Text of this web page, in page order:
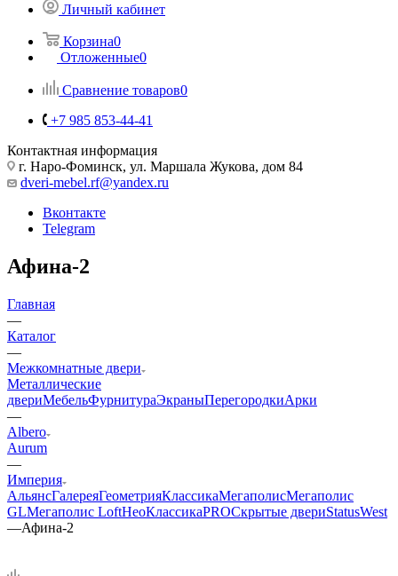
Личный кабинет
Корзина0
Отложенные0
Сравнение товаров0
+7 985 853-44-41
Контактная информация
г. Наро-Фоминск, ул. Маршала Жукова, дом 84
dveri-mebel.rf@yandex.ru
Вконтакте
Telegram
Афина-2
Главная
—
Каталог
—
Межкомнатные двери
Металлические
двериМебельФурнитураЭкраныПерегородкиАрки
—
Albero
Aurum
—
Империя
АльянсГалереяГеометрияКлассикаМегаполисМегаполис
GLМегаполис LoftНеоКлассикаPROСкрытые двериStatusWest
—Афина-2